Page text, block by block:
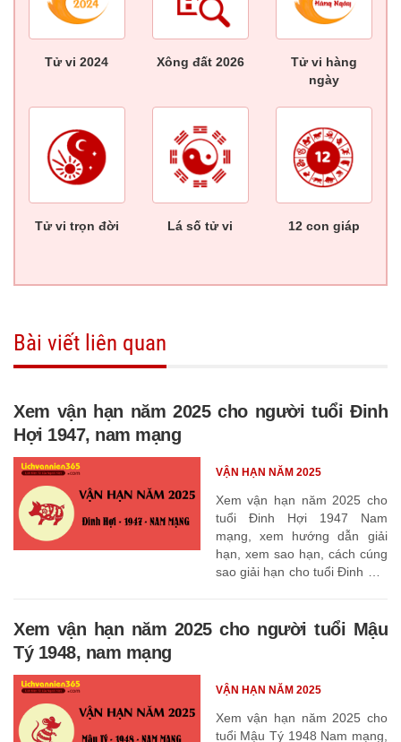
Tử vi 2024 Xông đất 2026
Tử vi hàng
ngày
Tử vi trọn đời Lá số tử vi 12 con giáp
Bài viết liên quan
Xem vận hạn năm 2025 cho người tuổi Đinh
Hợi 1947, nam mạng
Xem vận hạn năm 2025 cho
tuổi Đinh Hợi 1947 Nam
mạng, xem hướng dẫn giải
hạn, xem sao hạn, cách cúng
sao giải hạn cho tuổi Đinh Hợi
VẬN HẠN NĂM 2025
Xem vận hạn năm 2025 cho người tuổi Mậu
Tý 1948, nam mạng
Xem vận hạn năm 2025 cho
tuổi Mậu Tý 1948 Nam mạng,
VẬN HẠN NĂM 2025